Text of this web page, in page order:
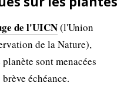
de l'UICN(l'Union
de la Nature),
sont menacées
échéance.